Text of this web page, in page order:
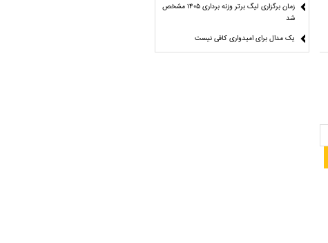
زمان برگزاری لیگ برتر وزنه برداری ۱۴۰۵ مشخص
شد
یک مدال برای امیدواری کافی نیست